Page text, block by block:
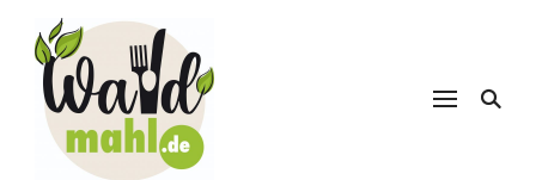
Schnabulieren, was die Natur einem